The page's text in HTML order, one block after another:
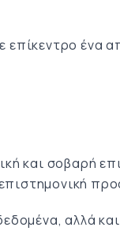
επίκεντρο ένα
και σοβαρή
αλλά και